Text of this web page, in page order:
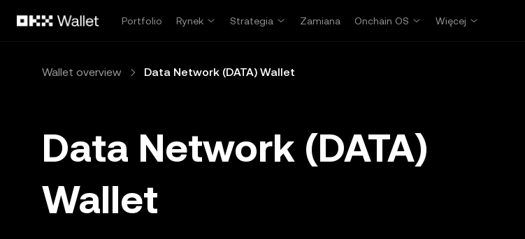
Portfolio
Rynek Strategia Zamiana Onchain OS Więcej
Wallet overview Data Network (DATA) Wallet
Data Network (DATA)
Wallet